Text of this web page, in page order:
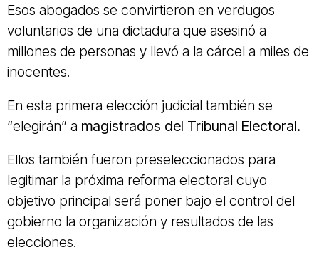
Esos abogados se convirtieron en verdugos
voluntarios de una dictadura que asesinó a
millones de personas y llevó a la cárcel a miles de
inocentes.
En esta primera elección judicial también se
“elegirán” a magistrados del Tribunal Electoral.
Ellos también fueron preseleccionados para
legitimar la próxima reforma electoral cuyo
objetivo principal será poner bajo el control del
gobierno la organización y resultados de las
elecciones.